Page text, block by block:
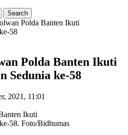
Search
Polda Banten Ikuti
58
Polda Banten Ikuti
Sedunia ke-58
2021, 11:01
Ikuti
58. Foto/Bidhumas